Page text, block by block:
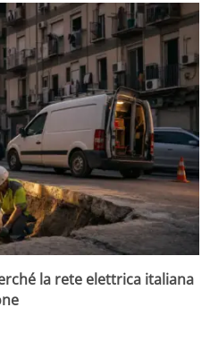
la rete elettrica italiana